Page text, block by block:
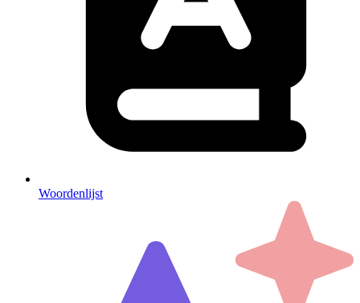
Woordenlijst